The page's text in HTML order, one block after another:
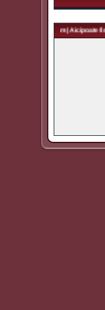
| Aici poate fi